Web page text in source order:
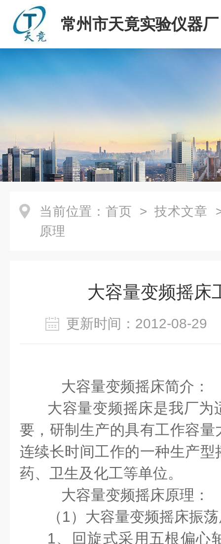
常州市天竟实验仪器厂
当前位置： 首页 > 技术文章
原理
大容量变频摇床
更新时间：2012-08-
大容量变频摇床简介：
大容量变频摇床是我厂为
要，研制生产的具有工作容
连续长时间工作的一种生产
药、卫生及化工等单位。
大容量变频摇床原理：
（1） 大容量变频摇床振
1、 回旋式采用五根偏心